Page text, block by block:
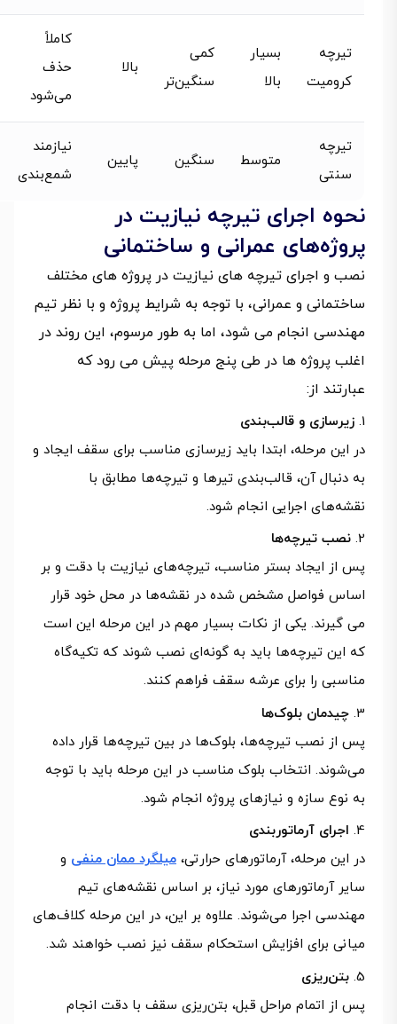
تیرچه
کرومیت
بسیار
بالا
کمی
سنگین‌تر
بالا
کاملاً
حذف
می‌شود
تیرچه
سنتی
متوسط سنگین پایین
نیازمند
شمع‌بندی
نحوه اجرای تیرچه نیازیت در
پروژه‌های عمرانی و ساختمانی
نصب و اجرای تیرچه های نیازیت در پروژه های مختلف
ساختمانی و عمرانی، با توجه به شرایط پروژه و با نظر تیم
مهندسی انجام می شود، اما به طور مرسوم، این روند در
اغلب پروژه ها در طی پنج مرحله پیش می رود که
عبارتند از:
زیرسازی و قالب‌بندی
در این مرحله، ابتدا باید زیرسازی مناسب برای سقف ایجاد و
به دنبال آن، قالب‌بندی تیرها و تیرچه‌ها مطابق با
نقشه‌های اجرایی انجام شود.
نصب تیرچه‌ها
پس از ایجاد بستر مناسب، تیرچه‌های نیازیت با دقت و بر
اساس فواصل مشخص شده در نقشه‌ها در محل خود قرار
می گیرند. یکی از نکات بسیار مهم در این مرحله این است
که این تیرچه‌ها باید به گونه‌ای نصب شوند که تکیه‌گاه
مناسبی را برای عرشه سقف فراهم کنند.
چیدمان بلوک‌ها
پس از نصب تیرچه‌ها، بلوک‌ها در بین تیرچه‌ها قرار داده
می‌شوند. انتخاب بلوک مناسب در این مرحله باید با توجه
به نوع سازه و نیازهای پروژه انجام شود.
اجرای آرماتوربندی
در این مرحله، آرماتورهای حرارتی، میلگرد ممان منفی و
سایر آرماتورهای مورد نیاز، بر اساس نقشه‌های تیم
مهندسی اجرا می‌شوند. علاوه بر این، در این مرحله کلاف‌های
میانی برای افزایش استحکام سقف نیز نصب خواهند شد.
بتن‌ریزی
پس از اتمام مراحل قبل، بتن‌ریزی سقف با دقت انجام